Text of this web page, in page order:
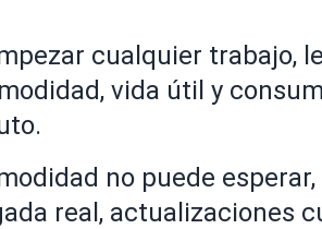
cualquier trabajo,
vida útil y
no puede
real, actualizaciones